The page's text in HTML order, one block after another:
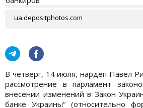
ua.depositphotos.com
В четверг, 14 июля, нардеп Павел
рассмотрение в парламент
внесении изменений в Закон
банке Украины“ (относительно